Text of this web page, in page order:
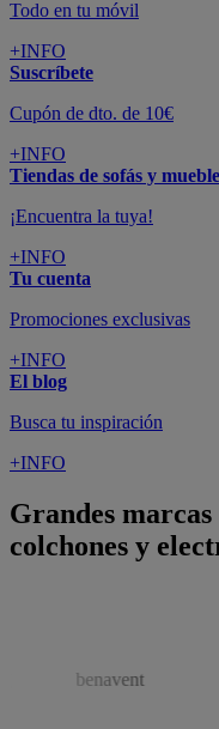
Todo en tu móvil
+INFO
Suscríbete
Cupón de dto. de 10€
+INFO
Tiendas de sofás y
¡Encuentra la tuya!
+INFO
Tu cuenta
Promociones exclusivas
+INFO
El blog
Busca tu inspiración
+INFO
Grandes marcas
colchones y